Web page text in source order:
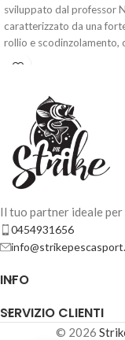
MOLIX GLIDE
MOLIX GLIDE
sviluppato dal professor
caratterizzato da una
rollio e scodinzolamento,
Il tuo partner ideale per
0454931656
INFO
SERVIZIO CLIENTI
© 2026